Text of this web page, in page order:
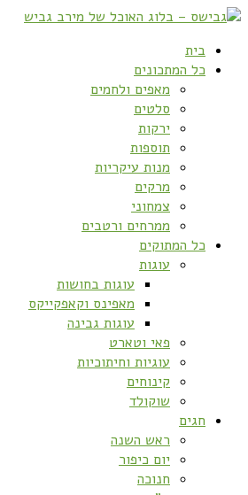
בית
כל המתכונים
מאפים ולחמים
סלטים
ירקות
תוספות
מנות עיקריות
מרקים
צמחוני
ממרחים ורטבים
כל המתוקים
עוגות
עוגות בחושות
מאפינס וקאפקייקס
עוגות גבינה
פאי וטארט
עוגיות וחיתוכיות
קינוחים
שוקולד
חגים
ראש השנה
יום כיפור
חנוכה